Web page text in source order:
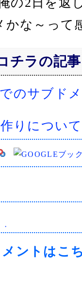
かな～って
チラの記
のサブド
りについ
ントはこ